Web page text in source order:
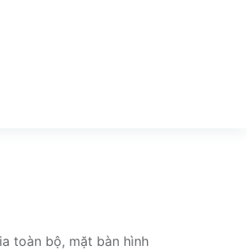
toàn bộ, mặt bàn hình